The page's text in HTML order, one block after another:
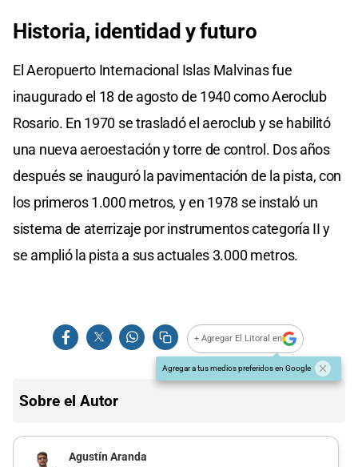
Historia, identidad y futuro
El Aeropuerto Internacional Islas Malvinas fue
inaugurado el 18 de agosto de 1940 como Aeroclub
Rosario. En 1970 se trasladó el aeroclub y se habilitó
una nueva aeroestación y torre de control. Dos años
después se inauguró la pavimentación de la pista, con
los primeros 1.000 metros, y en 1978 se instaló un
sistema de aterrizaje por instrumentos categoría II y
se amplió la pista a sus actuales 3.000 metros.
+ Agregar El Litoral en
Agregar a tus medios preferidos en Google
Sobre el Autor
Agustín Aranda